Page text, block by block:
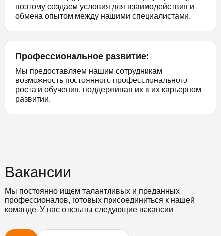
поэтому создаем условия для взаимодействия и
обмена опытом между нашими специалистами.
Профессиональное развитие:
Мы предоставляем нашим сотрудникам
возможность постоянного профессионального
роста и обучения, поддерживая их в их карьерном
развитии.
Вакансии
Мы постоянно ищем талантливых и преданных
профессионалов, готовых присоединиться к нашей
команде. У нас открыты следующие вакансии